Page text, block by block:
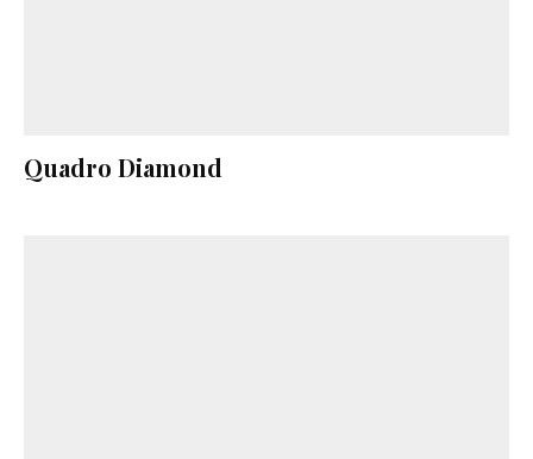
Quadro Diamond